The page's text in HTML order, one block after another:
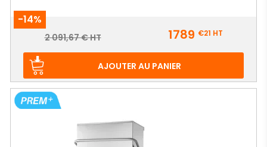
-14%
Prix
Prix
2 091,67 € HT 1789 €21 HT
AJOUTER AU PANIER